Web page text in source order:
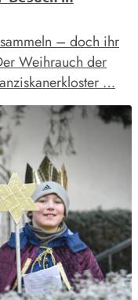
– doch ihr
Weihrauch der
…